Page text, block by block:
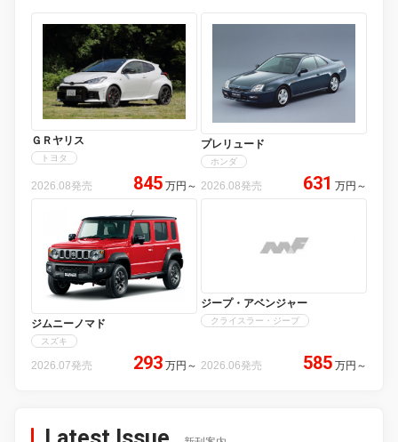
ＧＲヤリス
トヨタ
2026.08発売 845 万円 ～
プレリュード
ホンダ
2026.08発売 631 万円 ～
ジムニーノマド
スズキ
2026.07発売 293 万円 ～
ジープ・アベンジャー
クライスラー・ジープ
2026.06発売 585 万円 ～